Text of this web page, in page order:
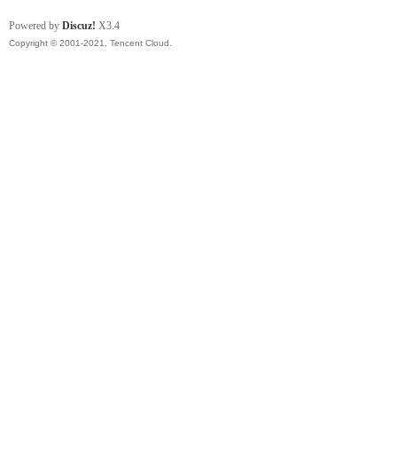
Powered by Discuz! X3.4
Copyright © 2001-2021, Tencent Cloud.